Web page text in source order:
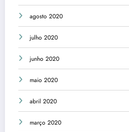
agosto 2020
julho 2020
junho 2020
maio 2020
abril 2020
março 2020